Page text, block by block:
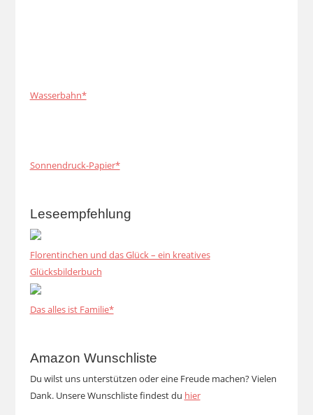
Wasserbahn*
Sonnendruck-Papier*
Leseempfehlung
Florentinchen und das Glück – ein kreatives
Glücksbilderbuch
Das alles ist Familie*
Amazon Wunschliste
Du wilst uns unterstützen oder eine Freude machen? Vielen
Dank. Unsere Wunschliste findest du hier